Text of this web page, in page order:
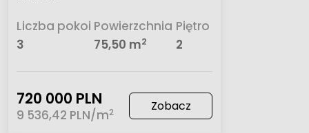
Liczba pokoi
3
Powierzchnia
75,50 m2
Piętro
2
720 000 PLN
9 536,42 PLN/m2 Zobacz